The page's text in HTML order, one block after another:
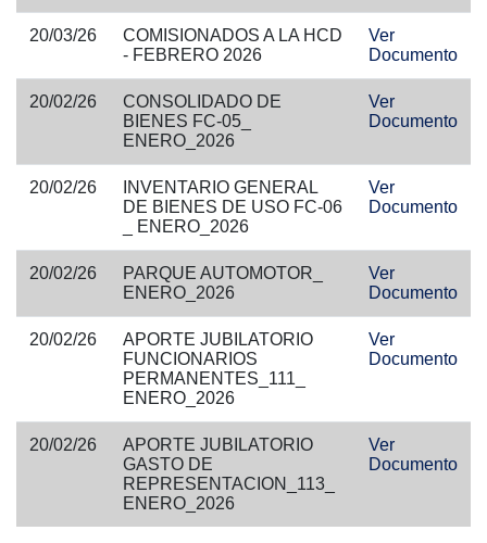
20/03/26
COMISIONADOS A LA HCD
- FEBRERO 2026
Ver
Documento
20/02/26
CONSOLIDADO DE
BIENES FC-05_
ENERO_2026
Ver
Documento
20/02/26
INVENTARIO GENERAL
DE BIENES DE USO FC-06
_ ENERO_2026
Ver
Documento
20/02/26
PARQUE AUTOMOTOR_
ENERO_2026
Ver
Documento
20/02/26
APORTE JUBILATORIO
FUNCIONARIOS
PERMANENTES_111_
ENERO_2026
Ver
Documento
20/02/26
APORTE JUBILATORIO
GASTO DE
REPRESENTACION_113_
ENERO_2026
Ver
Documento